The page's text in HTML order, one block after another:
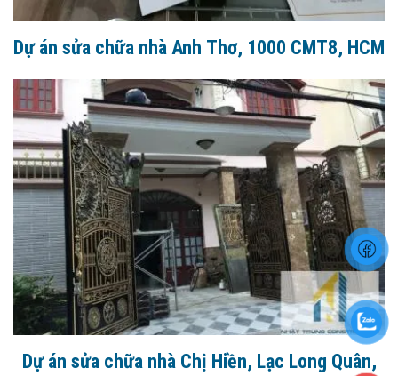
Dự án sửa chữa nhà Anh Thơ, 1000 CMT8, HCM
Dự án sửa chữa nhà Chị Hiền, Lạc Long Quân,